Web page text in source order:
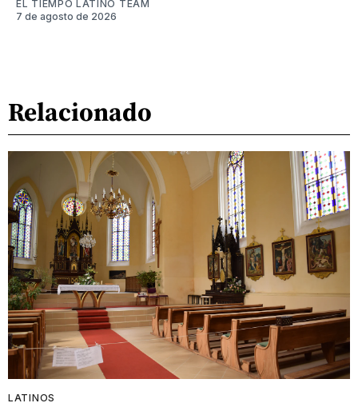
EL TIEMPO LATINO TEAM
7 de agosto de 2026
Relacionado
LATINOS